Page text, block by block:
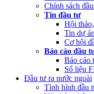
Chính sách
Tin đầu tư
Hội
Tin dự án
Cơ hội
Báo cáo đầu
Báo cáo
Số liệu
Đầu tư ra nước ngoài
Tình hình đầu